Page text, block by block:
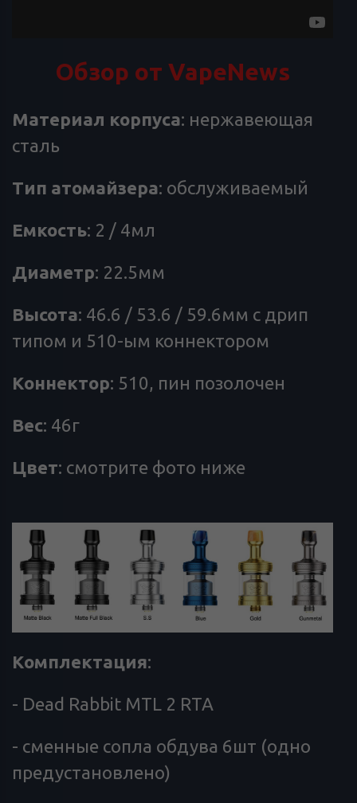
Обзор от VapeNews
Материал корпуса: нержавеющая
сталь
Тип атомайзера: обслуживаемый
Емкость: 2 / 4мл
Диаметр: 22.5мм
Высота: 46.6 / 53.6 / 59.6мм с дрип
типом и 510-ым коннектором
Коннектор: 510, пин позолочен
Вес: 46г
Цвет: смотрите фото ниже
Комплектация:
- Dead Rabbit MTL 2 RTA
- сменные сопла обдува 6шт (одно
предустановлено)